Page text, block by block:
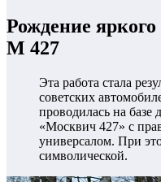
Рождение яркого
М 427
Эта работа стала
советских
проводилась на базе
«Москвич 427» с
универсалом. При
символической.